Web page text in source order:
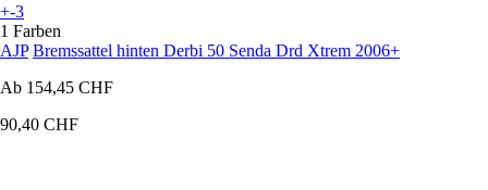
+-3
1 Farben
AJP Bremssattel hinten Derbi 50 Senda Drd Xtrem 2006+
Ab 154,45 CHF
90,40 CHF